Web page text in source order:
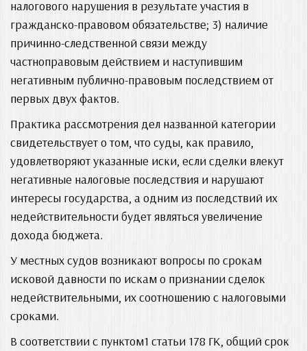
налогового нарушения в результате участия в
гражданско-правовом обязательстве; 3) наличие
причинно-следственной связи между
частноправовым действием и наступившим
негативным публично-правовым последствием от
первых двух фактов.
Практика рассмотрения дел названной категории
свидетельствует о том, что суды, как правило,
удовлетворяют указанные иски, если сделки влекут
негативные налоговые последствия и нарушают
интересы государства, а одним из последствий их
недействительности будет являться увеличение
дохода бюджета.
У местных судов возникают вопросы по срокам
исковой давности по искам о признании сделок
недействительными, их соотношению с налоговыми
сроками.
В соответствии с пунктом1 статьи 178 ГК, общий срок